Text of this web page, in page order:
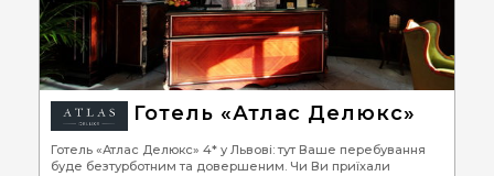
Готель «Атлас Делюкс»
Готель «Атлас Делюкс» 4* у Львові: тут Ваше перебування
буде безтурботним та довершеним. Чи Ви приїхали